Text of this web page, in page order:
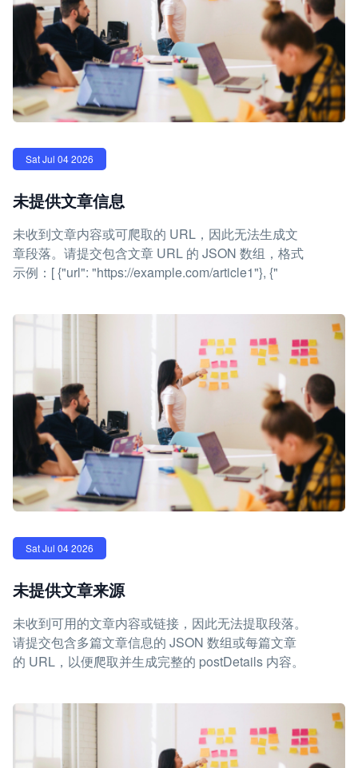
Sat Jul 04 2026
未提供文章信息
未收到文章内容或可爬取的 URL，因此无法生成文
章段落。请提交包含文章 URL 的 JSON 数组，格式
示例：[ {"url": "https://example.com/article1"}, {"
Sat Jul 04 2026
未提供文章来源
未收到可用的文章内容或链接，因此无法提取段落。
请提交包含多篇文章信息的 JSON 数组或每篇文章
的 URL，以便爬取并生成完整的 postDetails 内容。